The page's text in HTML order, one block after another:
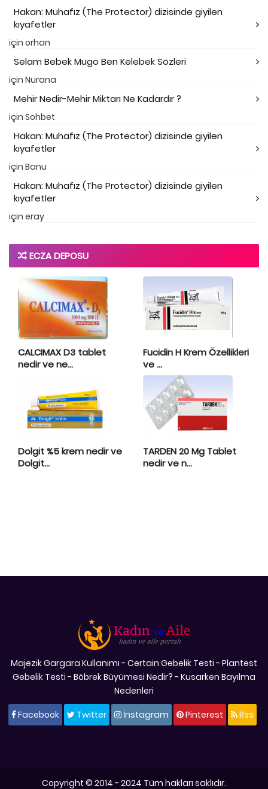
Hakan: Muhafız (The Protector) dizisinde giyilen
kıyafetler
için orhan
Selam Bebek Mugo Ben Kelebek Sözleri
için Nurana
Mehir Nedir-Mehir Miktarı Ne Kadardır ?
için Sohbet
Hakan: Muhafız (The Protector) dizisinde giyilen
kıyafetler
için Banu
Hakan: Muhafız (The Protector) dizisinde giyilen
kıyafetler
için eray
ECZA DEPOSU
CALCIMAX D3 tablet
nedir ve ne...
Fucidin H Krem Özellikleri
ve ...
Dolgit %5 krem nedir ve
Dolgit...
TARDEN 20 Mg Tablet
nedir ve n...
Majezik Gargara Kullanımı - Certain Gebelik Testi - Plantest
Gebelik Testi - Böbrek Büyümesi Nedir? - Kusarken Bayılma
Nedenleri
Facebook
Twitter İnstagram Pinterest Rss
Copyright © 2014 - 2024 Tüm hakları saklıdır.